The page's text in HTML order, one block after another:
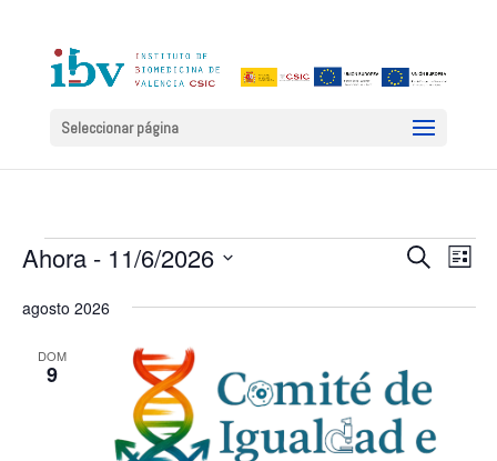
Seleccionar página
Eventos
vistas
de
Buscar
Lista
Ahora - 11/6/2026
la
agosto 2026
DOM
9